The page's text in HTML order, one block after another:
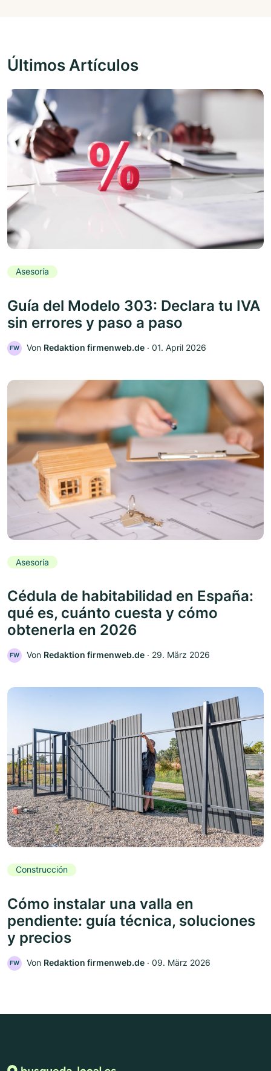
Últimos Artículos
Asesoría
Guía del Modelo 303: Declara tu IVA
sin errores y paso a paso
FW Von Redaktion firmenweb.de ‧ 01. April 2026
Asesoría
Cédula de habitabilidad en España:
qué es, cuánto cuesta y cómo
obtenerla en 2026
FW Von Redaktion firmenweb.de ‧ 29. März 2026
Construcción
Cómo instalar una valla en
pendiente: guía técnica, soluciones
y precios
FW Von Redaktion firmenweb.de ‧ 09. März 2026